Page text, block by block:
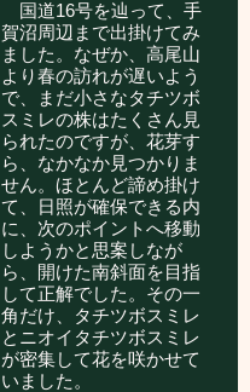
国道16号を辿って、手
賀沼周辺まで出掛けてみ
ました。なぜか、高尾山
より春の訪れが遅いよう
で、まだ小さなタチツボ
スミレの株はたくさん見
られたのですが、花芽す
ら、なかなか見つかりま
せん。ほとんど諦め掛け
て、日照が確保できる内
に、次のポイントへ移動
しようかと思案しなが
ら、開けた南斜面を目指
して正解でした。その一
角だけ、タチツボスミレ
とニオイタチツボスミレ
が密集して花を咲かせて
いました。